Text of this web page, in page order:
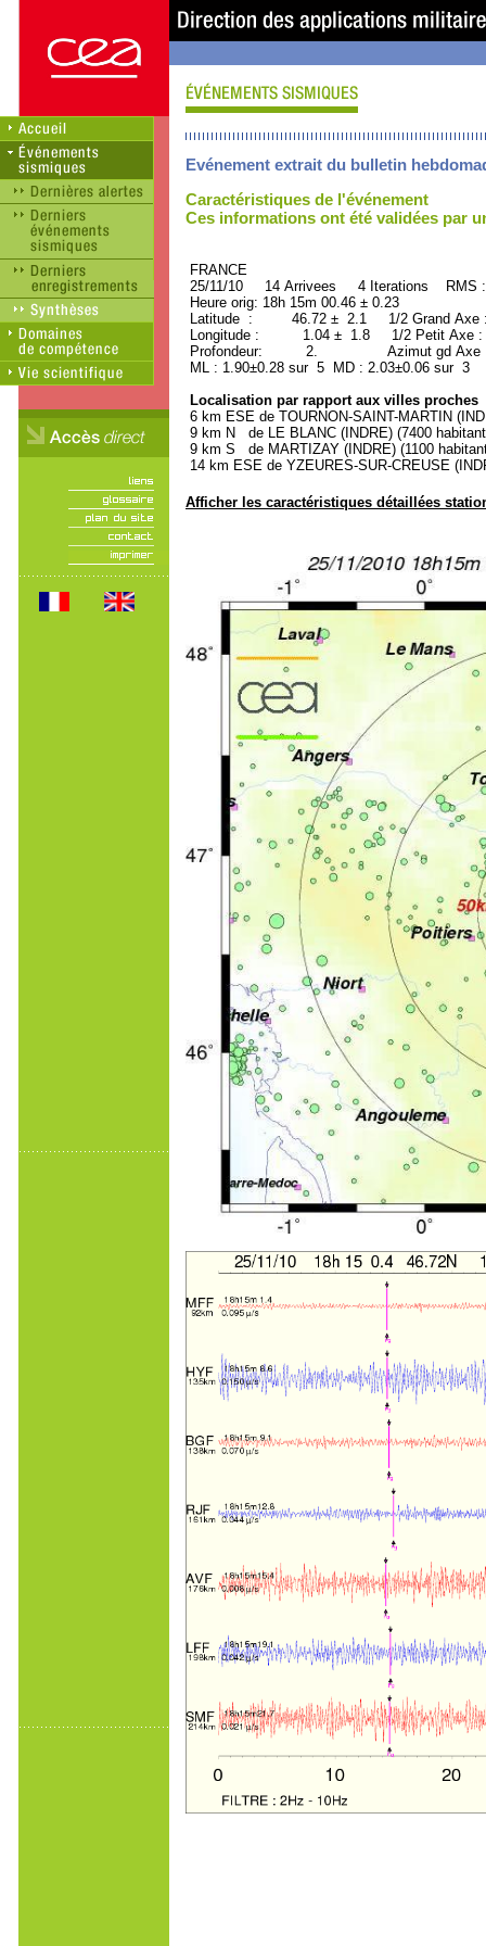
Evénement extrait du bulletin
Caractéristiques de l'événement
Ces informations ont été validées par
FRANCE ORID :
25/11/10 14 Arrivees 4 Iterations RMS
Heure orig: 18h 15m 00.46 ± 0.23
Latitude : 46.72 ± 2.1 1/2 Grand
Longitude : 1.04 ± 1.8 1/2 Petit Axe
Profondeur: 2. Azimut gd Axe :
ML : 1.90±0.28 sur 5 MD : 2.03±0.06 sur 3
Localisation par rapport aux villes proches
6 km ESE de TOURNON-SAINT-MARTIN
9 km N de LE BLANC (INDRE) (7400
9 km S de MARTIZAY (INDRE) (1100
14 km ESE de YZEURES-SUR-CREUSE
Afficher les caractéristiques détaillées